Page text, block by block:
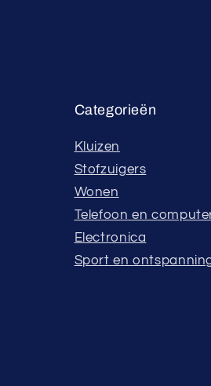
Categorieën
Kluizen
Stofzuigers
Wonen
Telefoon en
Electronica
Sport en